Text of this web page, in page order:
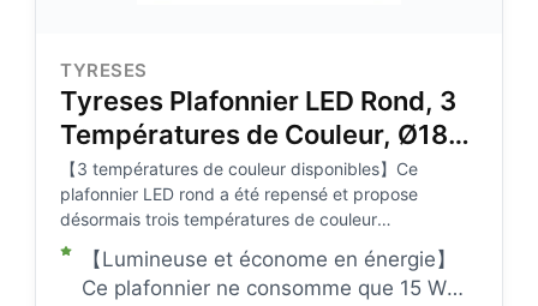
TYRESES
Tyreses Plafonnier LED Rond, 3
Températures de Couleur, Ø18
cm
【3 températures de couleur disponibles】Ce
plafonnier LED rond a été repensé et propose
désormais trois températures de couleur
(3000K/4000K/6500K). Ajustez facilement la
température de couleur grâce à l'interrupteur à trois
positions situé à l'arrière. Ces trois réglages
【Lumineuse et économe en énergie】
Ce plafonnier ne consomme que 15 W